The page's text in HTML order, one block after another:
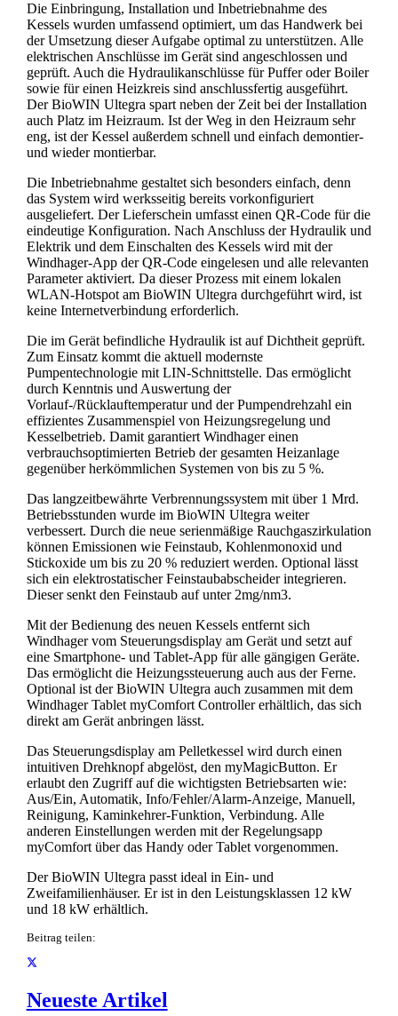
Die Einbringung, Installation und Inbetriebnahme des
Kessels wurden umfassend optimiert, um das Handwerk bei
der Umsetzung dieser Aufgabe optimal zu unterstützen. Alle
elektrischen Anschlüsse im Gerät sind angeschlossen und
geprüft. Auch die Hydraulikanschlüsse für Puffer oder Boiler
sowie für einen Heizkreis sind anschlussfertig ausgeführt.
Der BioWIN Ultegra spart neben der Zeit bei der Installation
auch Platz im Heizraum. Ist der Weg in den Heizraum sehr
eng, ist der Kessel außerdem schnell und einfach demontier-
und wieder montierbar.
Die Inbetriebnahme gestaltet sich besonders einfach, denn
das System wird werksseitig bereits vorkonfiguriert
ausgeliefert. Der Lieferschein umfasst einen QR-Code für die
eindeutige Konfiguration. Nach Anschluss der Hydraulik und
Elektrik und dem Einschalten des Kessels wird mit der
Windhager-App der QR-Code eingelesen und alle relevanten
Parameter aktiviert. Da dieser Prozess mit einem lokalen
WLAN-Hotspot am BioWIN Ultegra durchgeführt wird, ist
keine Internetverbindung erforderlich.
Die im Gerät befindliche Hydraulik ist auf Dichtheit geprüft.
Zum Einsatz kommt die aktuell modernste
Pumpentechnologie mit LIN-Schnittstelle. Das ermöglicht
durch Kenntnis und Auswertung der
Vorlauf-/Rücklauftemperatur und der Pumpendrehzahl ein
effizientes Zusammenspiel von Heizungsregelung und
Kesselbetrieb. Damit garantiert Windhager einen
verbrauchsoptimierten Betrieb der gesamten Heizanlage
gegenüber herkömmlichen Systemen von bis zu 5 %.
Das langzeitbewährte Verbrennungssystem mit über 1 Mrd.
Betriebsstunden wurde im BioWIN Ultegra weiter
verbessert. Durch die neue serienmäßige Rauchgaszirkulation
können Emissionen wie Feinstaub, Kohlenmonoxid und
Stickoxide um bis zu 20 % reduziert werden. Optional lässt
sich ein elektrostatischer Feinstaubabscheider integrieren.
Dieser senkt den Feinstaub auf unter 2mg/nm3.
Mit der Bedienung des neuen Kessels entfernt sich
Windhager vom Steuerungsdisplay am Gerät und setzt auf
eine Smartphone- und Tablet-App für alle gängigen Geräte.
Das ermöglicht die Heizungssteuerung auch aus der Ferne.
Optional ist der BioWIN Ultegra auch zusammen mit dem
Windhager Tablet myComfort Controller erhältlich, das sich
direkt am Gerät anbringen lässt.
Das Steuerungsdisplay am Pelletkessel wird durch einen
intuitiven Drehknopf abgelöst, den myMagicButton. Er
erlaubt den Zugriff auf die wichtigsten Betriebsarten wie:
Aus/Ein, Automatik, Info/Fehler/Alarm-Anzeige, Manuell,
Reinigung, Kaminkehrer-Funktion, Verbindung. Alle
anderen Einstellungen werden mit der Regelungsapp
myComfort über das Handy oder Tablet vorgenommen.
Der BioWIN Ultegra passt ideal in Ein- und
Zweifamilienhäuser. Er ist in den Leistungsklassen 12 kW
und 18 kW erhältlich.
Beitrag teilen:
Neueste Artikel